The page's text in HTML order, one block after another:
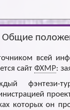
Общие
всей
сайт ФХМР:
фэнтези-
которых он